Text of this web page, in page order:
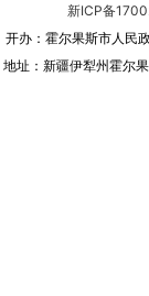
新ICP备
开办：霍尔果斯市人民
地址：新疆伊犁州霍